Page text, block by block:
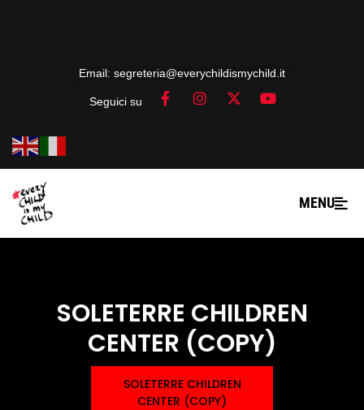
Email: segreteria@everychildismychild.it
Seguici su
MENU
SOLETERRE CHILDREN
CENTER (COPY)
SOLETERRE CHILDREN
CENTER (COPY)